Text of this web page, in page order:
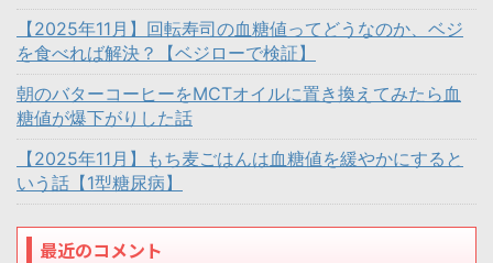
【2025年11月】回転寿司の血糖値ってどうなのか、ベジ
を食べれば解決？【ベジローで検証】
朝のバターコーヒーをMCTオイルに置き換えてみたら血
糖値が爆下がりした話
【2025年11月】もち麦ごはんは血糖値を緩やかにすると
いう話【1型糖尿病】
最近のコメント